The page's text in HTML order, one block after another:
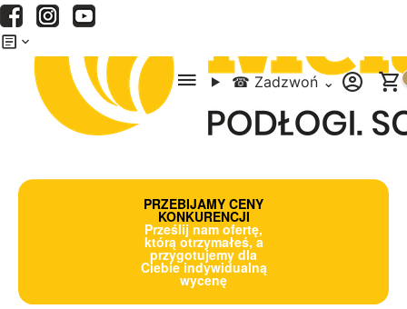
☎ Zadzwoń ⌄
PRZEBIJAMY CENY
KONKURENCJI
Prześlij nam ofertę,
którą otrzymałeś, a
przygotujemy dla
Ciebie indywidualną
wycenę